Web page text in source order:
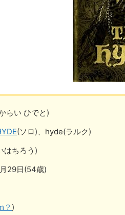
らい ひでと)
(ソロ)、hyde(ラルク)
はちろう)
29日(54歳)
？ )